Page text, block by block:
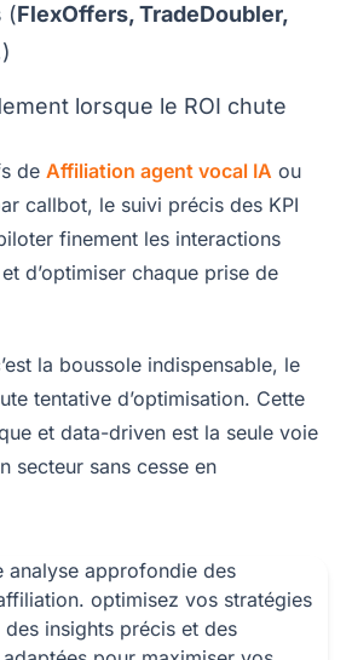
(FlexOffers, TradeDoubler,
lorsque le ROI chute
de Affiliation agent vocal IA ou
callbot, le suivi précis des KPI
finement les interactions
d’optimiser chaque prise de
la boussole indispensable, le
tentative d’optimisation. Cette
et data-driven est la seule voie
secteur sans cesse en